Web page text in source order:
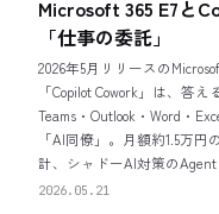
Microsoft 365 E7と
「仕事の委託」
2026年5月リリースの
「Copilot Cowork」は、答
Teams・Outlook・Word・
「AI同僚」。月額約1.5万
計、シャドーAI対策のAgent
2026.05.21